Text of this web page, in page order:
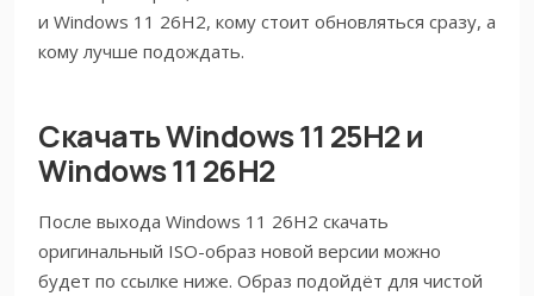
и Windows 11 26H2, кому стоит обновляться сразу, а
кому лучше подождать.
Скачать Windows 11 25H2 и
Windows 11 26H2
После выхода Windows 11 26H2 скачать
оригинальный ISO-образ новой версии можно
будет по ссылке ниже. Образ подойдёт для чистой